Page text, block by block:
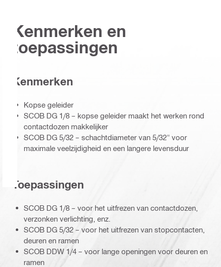
Kenmerken en
toepassingen
Kenmerken
Kopse geleider
SCOB DG 1/8 – kopse geleider maakt het werken rond
contactdozen makkelijker
SCOB DG 5/32 – schachtdiameter van 5/32" voor
maximale veelzijdigheid en een langere levensduur
Toepassingen
SCOB DG 1/8 – voor het uitfrezen van contactdozen,
verzonken verlichting, enz.
SCOB DG 5/32 – voor het uitfrezen van stopcontacten,
deuren en ramen
SCOB DDW 1/4 – voor lange openingen voor deuren en
ramen